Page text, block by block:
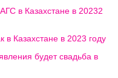
в Казахстане в 20232
в Казахстане в 2023 году
будет свадьба в